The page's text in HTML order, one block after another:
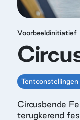
Voorbeeldinitiatief
Circusbende
terugkerend